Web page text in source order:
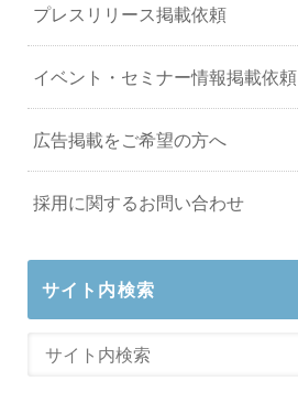
プレスリリース掲載依頼
イベント・セミナー情報掲載依頼
広告掲載をご希望の方へ
採用に関するお問い合わせ
サイト内検索